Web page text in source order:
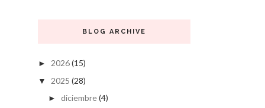
BLOG ARCHIVE
► 2026(15)
▼ 2025 (28)
► diciembre(4)